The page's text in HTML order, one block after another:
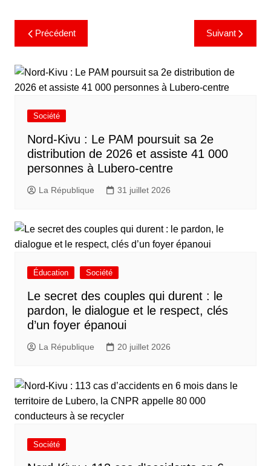
Précédent Suivant
Société
Nord-Kivu : Le PAM poursuit sa 2e
distribution de 2026 et assiste 41 000
personnes à Lubero-centre
La République 31 juillet 2026
Éducation Société
Le secret des couples qui durent : le
pardon, le dialogue et le respect, clés
d’un foyer épanoui
La République 20 juillet 2026
Société